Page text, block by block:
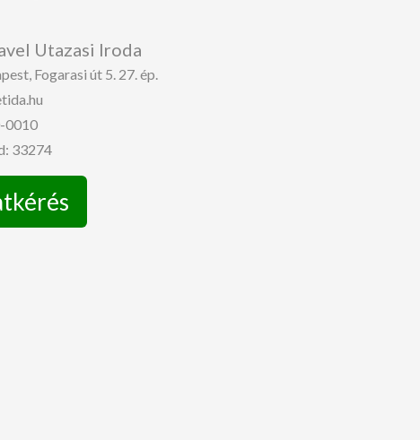
Utazasi Iroda
Fogarasi út 5. 27. ép.
0010
33274